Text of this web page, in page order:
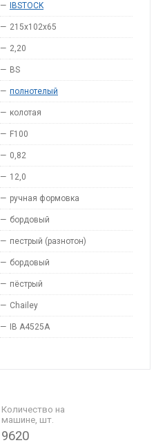
— IBSTOCK
— 215x102x65
— 2,20
— BS
— полнотелый
— колотая
— F100
— 0,82
— 12,0
— ручная формовка
— бордовый
— пестрый (разнотон)
— бордовый
— пёстрый
— Chailey
— IB A4525A
Количество на
машине, шт.
9620